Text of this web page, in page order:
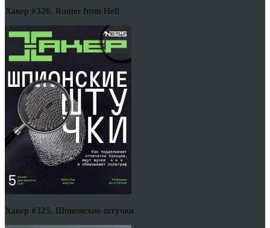
Хакер #326. Router from Hell
Хакер #325. Шпионские штучки